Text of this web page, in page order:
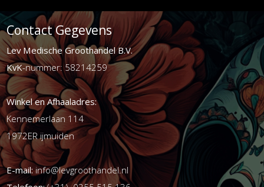
Contact Gegevens
Lev Medische Groothandel B.V.
KvK-nummer: 58214259
Winkel en Afhaaladres:
Kennemerlaan 114
1972ER ijmuiden
E-mail:info@levgroothandel.nl